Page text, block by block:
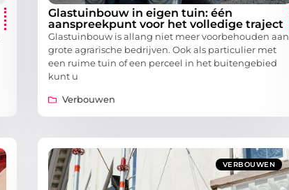
Glastuinbouw in eigen tuin: één
aanspreekpunt voor het volledige traject
Glastuinbouw is allang niet meer voorbehouden aan
grote agrarische bedrijven. Ook als particulier met
een ruime tuin of een perceel in het buitengebied
kunt u
Verbouwen
VERBOUWEN